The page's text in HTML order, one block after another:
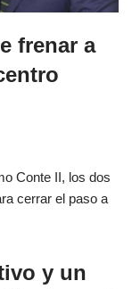
frenar a
Conte II, los dos
cerrar el paso a
y un